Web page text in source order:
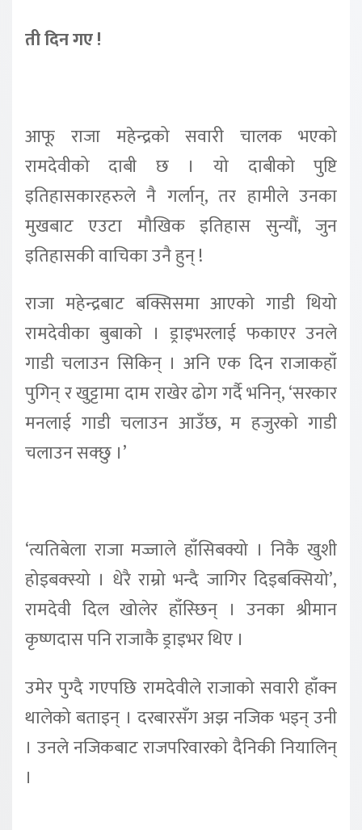
ती दिन गए !
आफू राजा महेन्द्रको सवारी चालक भएको
रामदेवीको दाबी छ । यो दाबीको पुष्टि
इतिहासकारहरुले नै गर्लान्, तर हामीले उनका
मुखबाट एउटा मौखिक इतिहास सुन्यौं, जुन
इतिहासकी वाचिका उनै हुन् !
राजा महेन्द्रबाट बक्सिसमा आएको गाडी थियो
रामदेवीका बुबाको । ड्राइभरलाई फकाएर उनले
गाडी चलाउन सिकिन् । अनि एक दिन राजाकहाँ
पुगिन् र खुट्टामा दाम राखेर ढोग गर्दै भनिन्, ‘सरकार
मनलाई गाडी चलाउन आउँछ, म हजुरको गाडी
चलाउन सक्छु ।’
‘त्यतिबेला राजा मज्जाले हाँसिबक्यो । निकै खुशी
होइबक्स्यो । धेरै राम्रो भन्दै जागिर दिइबक्सियो’,
रामदेवी दिल खोलेर हाँस्छिन् । उनका श्रीमान
कृष्णदास पनि राजाकै ड्राइभर थिए ।
उमेर पुग्दै गएपछि रामदेवीले राजाको सवारी हाँक्न
थालेको बताइन् । दरबारसँग अझ नजिक भइन् उनी
। उनले नजिकबाट राजपरिवारको दैनिकी नियालिन्
।